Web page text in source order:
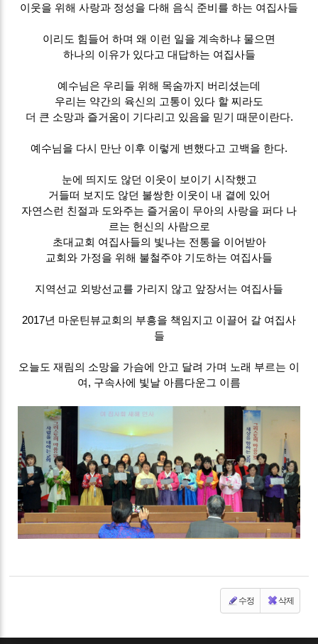
이웃을 위해 사랑과 정성을 다해 음식 준비를 하는 여집사들
이리도 힘들어 하며 왜 이런 일을 계속하냐 물으면
하나의 이유가 있다고 대답하는 여집사들
예수님은 우리들 위해 목숨까지 버리셨는데
우리는 약간의 육신의 고통이 있다 할 찌라도
더 큰 소망과 즐거움이 기다리고 있음을 믿기 때문이란다.
예수님을 다시 만난 이후 이렇게 변했다고 고백을 한다.
눈에 띄지도 않던 이웃이 보이기 시작했고
거들떠 보지도 않던 불쌍한 이웃이 내 곁에 있어
자연스런 친절과 도와주는 즐거움이 무아의 사랑을 퍼다 나
르는 헌신의 사람으로
초대교회 여집사들의 빛나는 전통을 이어받아
교회와 가정을 위해 불철주야 기도하는 여집사들
지역선교 외방선교를 가리지 않고 앞장서는 여집사들
2017년 마운틴뷰교회의 부흥을 책임지고 이끌어 갈 여집사
들
오늘도 재림의 소망을 가슴에 안고 달려 가며 노래 부르는 이
여, 구속사에 빛날 아름다운그 이름
수정 삭제